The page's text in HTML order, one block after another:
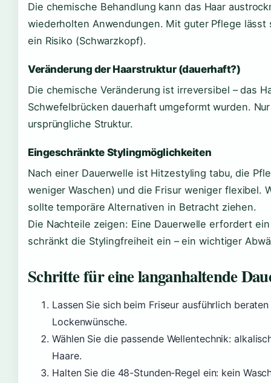
Die chemische Behandlung kann das Haar
wiederholten Anwendungen. Mit guter Pflege
ein Risiko (Schwarzkopf).
Veränderung der Haarstruktur (dauerhaft?)
Die chemische Veränderung ist irreversibel – das
Schwefelbrücken dauerhaft umgeformt wurden.
ursprüngliche Struktur.
Eingeschränkte Stylingmöglichkeiten
Nach einer Dauerwelle ist Hitzestyling tabu, die
weniger Waschen) und die Frisur weniger flexibel.
sollte temporäre Alternativen in Betracht ziehen.
Die Nachteile zeigen: Eine Dauerwelle erfordert
schränkt die Stylingfreiheit ein – ein wichtiger
Schritte für eine langanhaltende
Lassen Sie sich beim Friseur ausführlich
Lockenwünsche.
Wählen Sie die passende Wellentechnik:
Haare.
Halten Sie die 48-Stunden-Regel ein: kein